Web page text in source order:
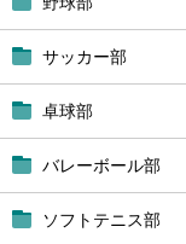
サッカー部
卓球部
バレーボール部
ソフトテニス部